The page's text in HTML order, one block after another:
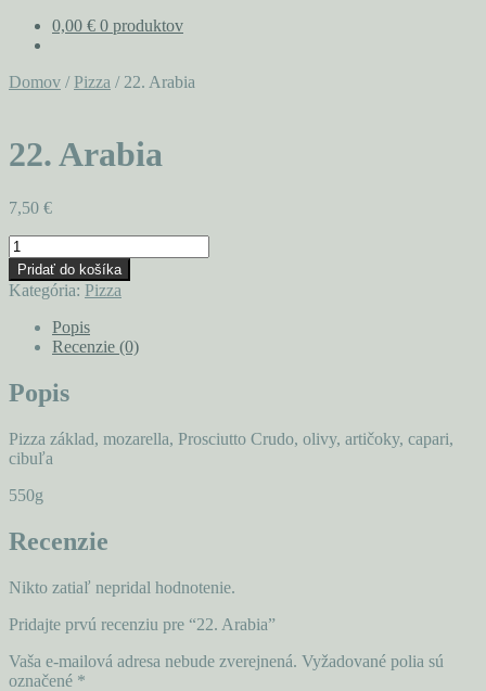
0,00 € 0 produktov
Domov / Pizza / 22. Arabia
22. Arabia
7,50 €
množstvo
22.
Arabia
Pridať do košíka
Kategória: Pizza
Popis
Recenzie (0)
Popis
Pizza základ, mozarella, Prosciutto Crudo, olivy, artičoky, capari,
cibuľa
550g
Recenzie
Nikto zatiaľ nepridal hodnotenie.
Pridajte prvú recenziu pre “22. Arabia”
Vaša e-mailová adresa nebude zverejnená. Vyžadované polia sú
označené *